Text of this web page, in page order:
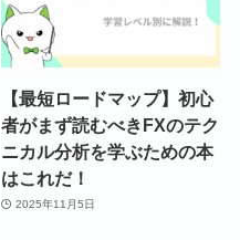
【最短ロードマップ】初心
者がまず読むべきFXのテク
ニカル分析を学ぶための本
はこれだ！
2025年11月5日